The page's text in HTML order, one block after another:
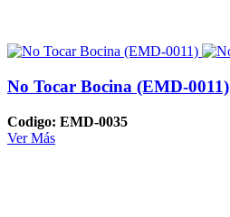
No Tocar Bocina (EMD-0011)
Codigo: EMD-0035
Ver Más